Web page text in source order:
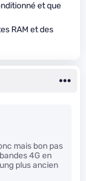
et que
RAM et des
mais bon pas
4G en
plus ancien